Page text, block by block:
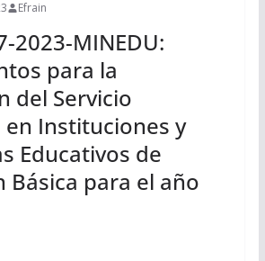
Efrain
2023-MINEDU:
para la
del Servicio
en Instituciones y
Educativos de
Básica para el año